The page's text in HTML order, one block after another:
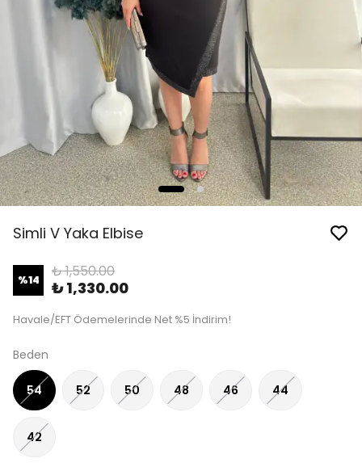
Simli V Yaka Elbise
%14 ₺ 1,550.00
₺ 1,330.00
Havale/EFT Ödemelerinde Net %5 İndirim!
Beden
54 52 50 48 46 44
42